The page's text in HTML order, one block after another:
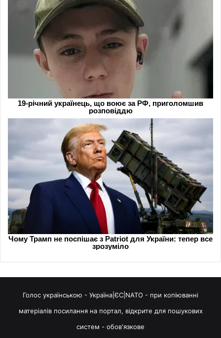
Голос українською - Україна|ЄС|NATO - при копіюванні
матеріалів посилання на портал, відкрите для пошукових
систем - обов'язкове